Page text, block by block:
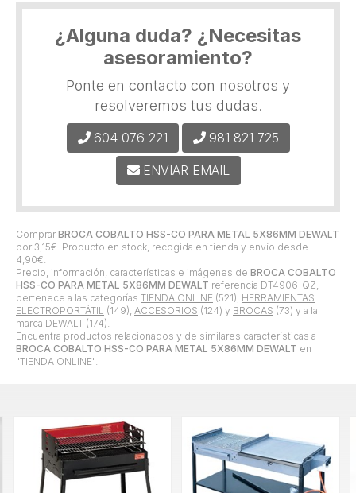
Comprar BROCA COBALTO HSS-CO PARA METAL 5X86MM DEWALT
por 3,15€ . Producto en stock, recogida en tienda y envío desde
4,90€
Precio, información, características e imágenes de BROCA COBALTO
HSS-CO PARA METAL 5X86MM DEWALT referencia DT4906-QZ,
pertenece a las categorías TIENDA ONLINE (521), HERRAMIENTAS
ELECTROPORTÁTIL (149), ACCESORIOS (124) y BROCAS (73) y a la
marca DEWALT (174).
Encuentra productos relacionados y de similares características a
BROCA COBALTO HSS-CO PARA METAL 5X86MM DEWALT en
"TIENDA ONLINE".
¿Alguna duda? ¿Necesitas
asesoramiento?
Ponte en contacto con nosotros y
resolveremos tus dudas.
604 076 221 981 821 725
ENVIAR EMAIL